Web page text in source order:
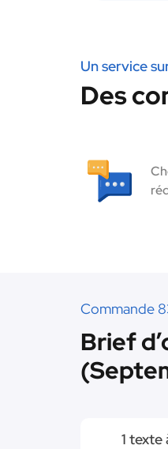
Un service
Des
Commande
Brief
1 texte